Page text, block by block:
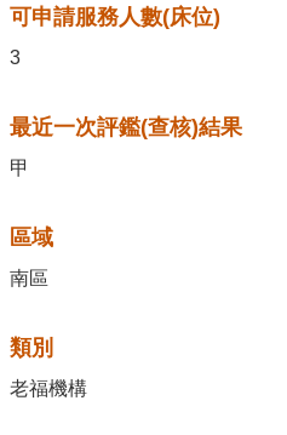
可申請服務人數(床位)
3
最近一次評鑑(查核)結果
甲
區域
南區
類別
老福機構